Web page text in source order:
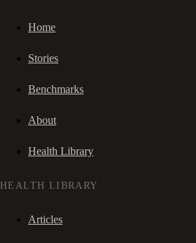
Home
Stories
Benchmarks
About
Health Library
HEALTH LIBRARY
Articles